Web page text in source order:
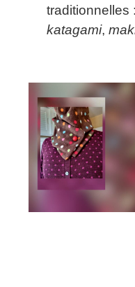
traditionnelles
katagami,